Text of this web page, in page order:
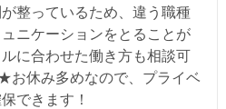
整っているため、違う職種
ニケーションをとることが
に合わせた働き方も相談可
お休み多めなので、プライベ
できます！